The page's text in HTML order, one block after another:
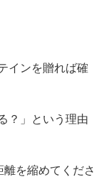
インを贈れば確
？」という理由
を縮めてくださ